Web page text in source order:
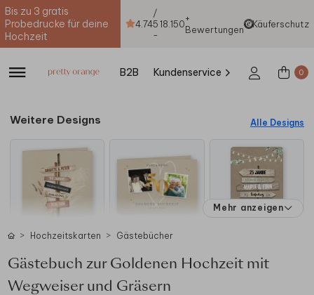
Bis zu 3 gratis
Probedrucke für deine
Hochzeit
4.74
/
5
-
18.150+
Bewertungen
Käuferschutz
B2B Kundenservice 0
Weitere Designs Alle Designs
Mehr anzeigen
Hochzeitskarten Gästebücher
Gästebuch zur Goldenen Hochzeit mit
Wegweiser und Gräsern